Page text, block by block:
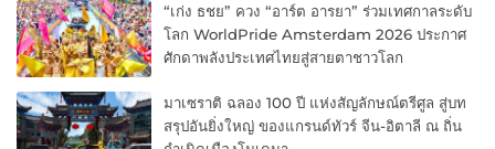
“เก่ง ธชย” ควง “อาร์ต อารยา” ร่วมเทศกาลระดับ
โลก WorldPride Amsterdam 2026 ประกาศ
ศักดาพลังประเทศไทยสู่สายตาชาวโลก
มาเซราติ ฉลอง 100 ปี แห่งสัญลักษณ์ตรีศูล สู่บท
สรุปอันยิ่งใหญ่ ของแกรนด์ทัวร์ จีน-อิตาลี ณ ถิ่น